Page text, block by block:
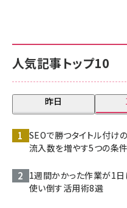
人気記事トップ10
昨日
SEOで勝つタイトル付け
流入数を増やす5つの条件
1週間かかった作業が1
使い倒す活用術8選